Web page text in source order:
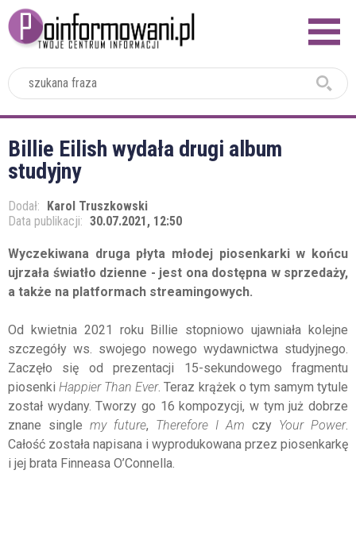
Billie Eilish wydała drugi album
studyjny
Dodał: Karol Truszkowski
Data publikacji: 30.07.2021, 12:50
Wyczekiwana druga płyta młodej piosenkarki w końcu
ujrzała światło dzienne - jest ona dostępna w sprzedaży,
a także na platformach streamingowych.
Od kwietnia 2021 roku Billie stopniowo ujawniała kolejne
szczegóły ws. swojego nowego wydawnictwa studyjnego.
Zaczęło się od prezentacji 15-sekundowego fragmentu
piosenkiHappier Than Ever. Teraz krążek o tym samym tytule
został wydany. Tworzy go 16 kompozycji, w tym już dobrze
znane single my future, Therefore I Am czy Your Power.
Całość została napisana i wyprodukowana przez piosenkarkę
i jej brata Finneasa O’Connella.